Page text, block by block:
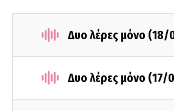
Δυο λέρες μόνο
Δυο λέρες μόνο